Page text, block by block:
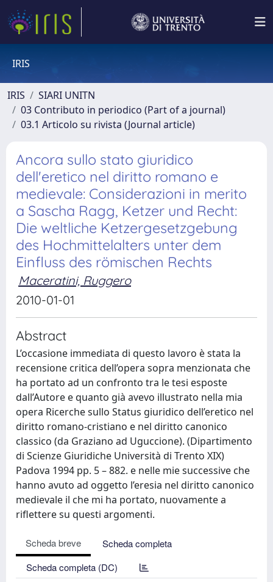
IRIS
IRIS
SIARI UNITN
03 Contributo in periodico (Part of a journal)
03.1 Articolo su rivista (Journal article)
Ancora sullo stato giuridico
dell'eretico nel diritto romano e
medievale: Considerazioni in merito
a Sascha Ragg, Ketzer und Recht:
Die weltliche Ketzergesetzgebung
des Hochmittelalters unter dem
Einfluss des römischen Rechts
Maceratini, Ruggero
2010-01-01
Abstract
L’occasione immediata di questo lavoro è stata la
recensione critica dell’opera sopra menzionata che
ha portato ad un confronto tra le tesi esposte
dall’Autore e quanto già avevo illustrato nella mia
opera Ricerche sullo Status giuridico dell’eretico nel
diritto romano-cristiano e nel diritto canonico
classico (da Graziano ad Uguccione). (Dipartimento
di Scienze Giuridiche Università di Trento XIX)
Padova 1994 pp. 5 – 882. e nelle mie successive che
hanno avuto ad oggetto l’eresia nel diritto canonico
medievale il che mi ha portato, nuovamente a
riflettere su questi argomenti.
Scheda breve
Scheda completa
Scheda completa (DC)